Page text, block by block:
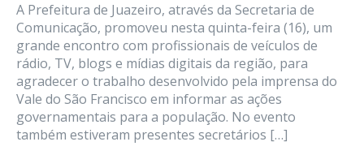
A Prefeitura de Juazeiro, através da Secretaria de
Comunicação, promoveu nesta quinta-feira (16), um
grande encontro com profissionais de veículos de
rádio, TV, blogs e mídias digitais da região, para
agradecer o trabalho desenvolvido pela imprensa do
Vale do São Francisco em informar as ações
governamentais para a população. No evento
também estiveram presentes secretários […]